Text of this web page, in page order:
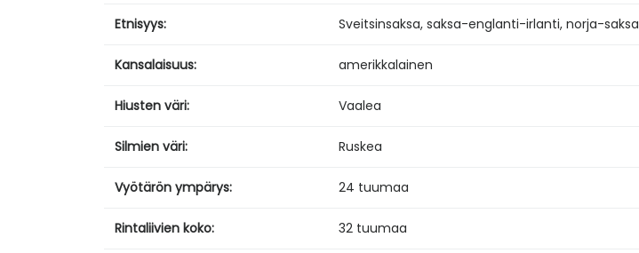
Etnisyys: Sveitsinsaksa, saksa-englanti-irlanti, norja-saksa
Kansalaisuus: amerikkalainen
Hiusten väri: Vaalea
Silmien väri: Ruskea
Vyötärön ympärys: 24 tuumaa
Rintaliivien koko: 32 tuumaa